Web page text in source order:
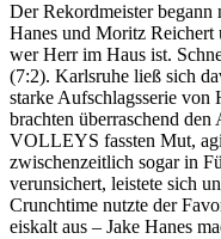
Der Rekordmeister begann
Hanes und Moritz Reichert
wer Herr im Haus ist.
(7:2). Karlsruhe ließ sich
starke Aufschlagsserie
brachten überraschend
VOLLEYS fassten Mut,
zwischenzeitlich sogar in
verunsichert, leistete sich
Crunchtime nutzte der
eiskalt aus – Jake Hanes